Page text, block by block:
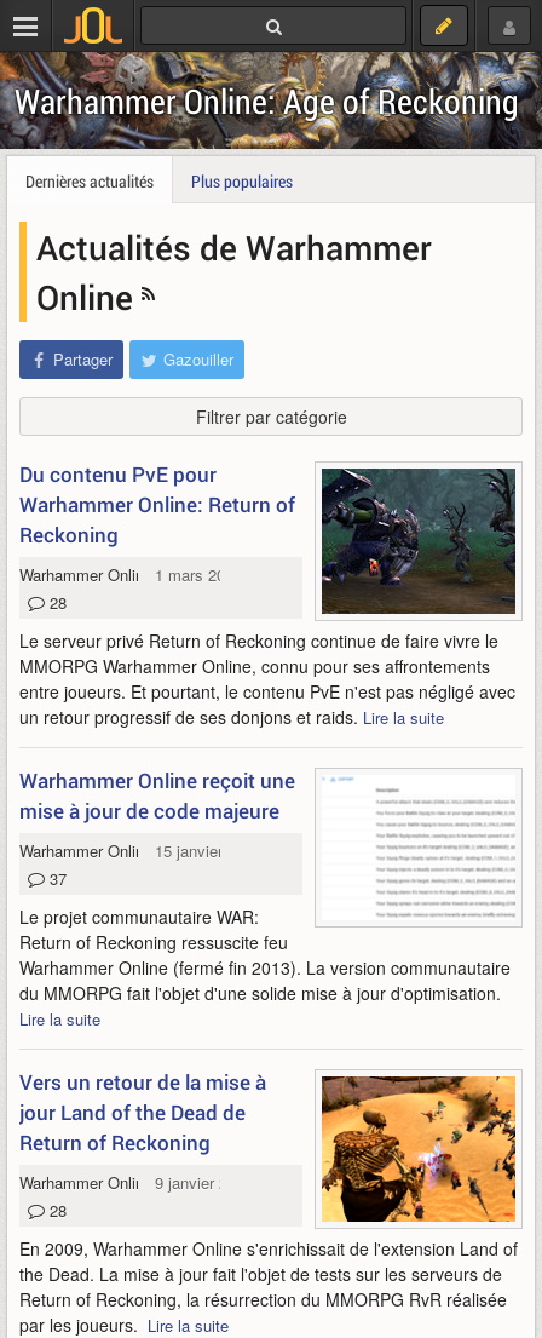
Warhammer Online: Age of Reckoning
Dernières actualités Plus populaires
Actualités de Warhammer
Online
Partager Gazouiller
Filtrer par catégorie
Du contenu PvE pour
Warhammer Online: Return of
Reckoning
Warhammer Online
1 mars 2025
28
Le serveur privé Return of Reckoning continue de faire vivre le
MMORPG Warhammer Online, connu pour ses affrontements
entre joueurs. Et pourtant, le contenu PvE n'est pas négligé avec
un retour progressif de ses donjons et raids. Lire la suite
Warhammer Online reçoit une
mise à jour de code majeure
Warhammer Online
15 janvier 2024
37
Le projet communautaire WAR:
Return of Reckoning ressuscite feu
Warhammer Online (fermé fin 2013). La version communautaire
du MMORPG fait l'objet d'une solide mise à jour d'optimisation.
Lire la suite
Vers un retour de la mise à
jour Land of the Dead de
Return of Reckoning
Warhammer Online
9 janvier 2022
28
En 2009, Warhammer Online s'enrichissait de l'extension Land of
the Dead. La mise à jour fait l'objet de tests sur les serveurs de
Return of Reckoning, la résurrection du MMORPG RvR réalisée
par les joueurs. Lire la suite